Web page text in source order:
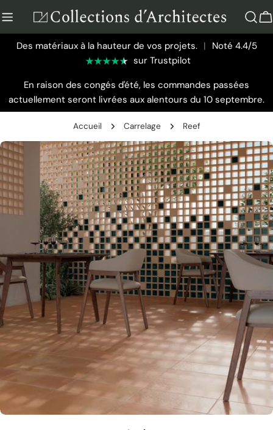
au
contenu
Des matériaux à la hauteur de vos projets. | Noté 4.4/5
sur Trustpilot
En raison des congés d'été, les commandes passées
actuellement seront livrées aux alentours du 10 septembre.
Accueil Carrelage Reef
Passer
aux
informations
sur
le
le média 0 en mode modal